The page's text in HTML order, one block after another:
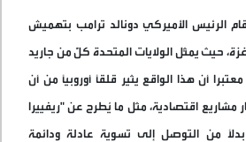
الرئيس الأميركي دونالد ترامب بتهميش
حيث يمثّل الولايات المتحدة كلٌّ من جاريد
أن هذا الواقع يثير قلقًا أوروبيًا من أن
مشاريع اقتصادية، مثل ما يُطرح عن "ريفييرا
من التوصل إلى تسوية عادلة ودائمة